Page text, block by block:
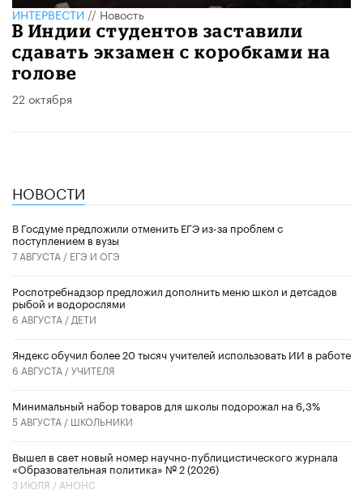
ИНТЕРВЕСТИ//Новость
В Индии студентов заставили
сдавать экзамен с коробками на
голове
22 октября
НОВОСТИ
В Госдуме предложили отменить ЕГЭ из-за проблем с
поступлением в вузы
7 АВГУСТА / ЕГЭ И ОГЭ
Роспотребнадзор предложил дополнить меню школ и детсадов
рыбой и водорослями
6 АВГУСТА / ДЕТИ
​Яндекс обучил более 20 тысяч учителей использовать ИИ в работе
6 АВГУСТА /УЧИТЕЛЯ
Минимальный набор товаров для школы подорожал на 6,3%
5 АВГУСТА / ШКОЛЬНИКИ
Вышел в свет новый номер научно-публицистического журнала
«Образовательная политика» № 2 (2026)
3 ИЮЛЯ / АНОНС